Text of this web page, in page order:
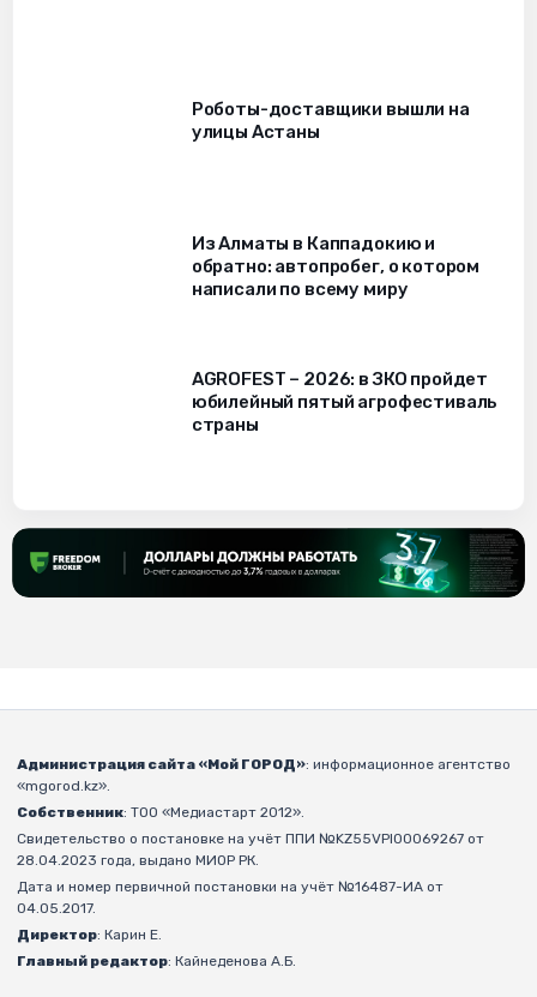
Роботы-доставщики вышли на
улицы Астаны
Из Алматы в Каппадокию и
обратно: автопробег, о котором
написали по всему миру
AGROFEST – 2026: в ЗКО пройдет
юбилейный пятый агрофестиваль
страны
Администрация сайта «Мой ГОРОД»: информационное агентство
«mgorod.kz».
Собственник: ТОО «Медиастарт 2012».
Свидетельство о постановке на учёт ППИ №KZ55VPI00069267 от
28.04.2023 года, выдано МИОР РК.
Дата и номер первичной постановки на учёт №16487-ИА от
04.05.2017.
Директор: Карин Е.
Главный редактор: Кайнеденова А.Б.